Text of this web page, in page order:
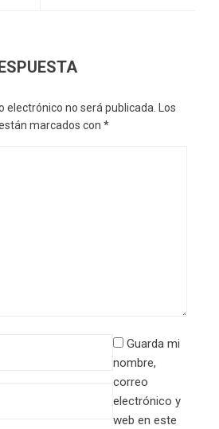
electrónico no será publicada. Los
marcados con *
Guarda mi
nombre,
correo
electrónico y
web en este